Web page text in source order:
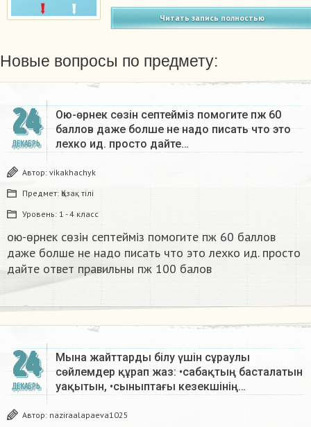
Читать запись полностью
Новые вопросы по предмету:
24
ДЕКАБРЬ
Ою-өрнек сөзін септеймiз помогите пж 60
баллов даже болше не надо писать что это
лехко ид. просто дайте…
Автор: vikakhachyk
Предмет: Қазақ тiлi
Уровень: 1 - 4 класс
ою-өрнек сөзін септеймiз помогите пж 60 баллов
даже болше не надо писать что это лехко ид. просто
дайте ответ правильны пж 100 балов ​
24
ДЕКАБРЬ
Мына жайттарды білу үшін сұраулы
сөйлемдер құрап жаз: •сабақтың басталатын
уақытын, •сыныптағы кезекшінің…
Автор: naziraalapaeva1025